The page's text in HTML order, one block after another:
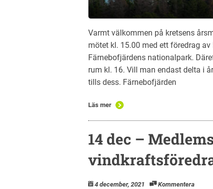
Varmt välkommen på kretsens
mötet kl. 15.00 med ett föredrag
Färnebofjärdens nationalpark.
rum kl. 16. Vill man endast delta i
tills dess. Färnebofjärden
Läs mer
14 dec –
4 december, 2021 Kommentera